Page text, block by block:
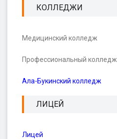
КОЛЛЕДЖИ
Медицинский колледж
Профессиональный колледж
Ала-Букинский колледж
ЛИЦЕЙ
Лицей